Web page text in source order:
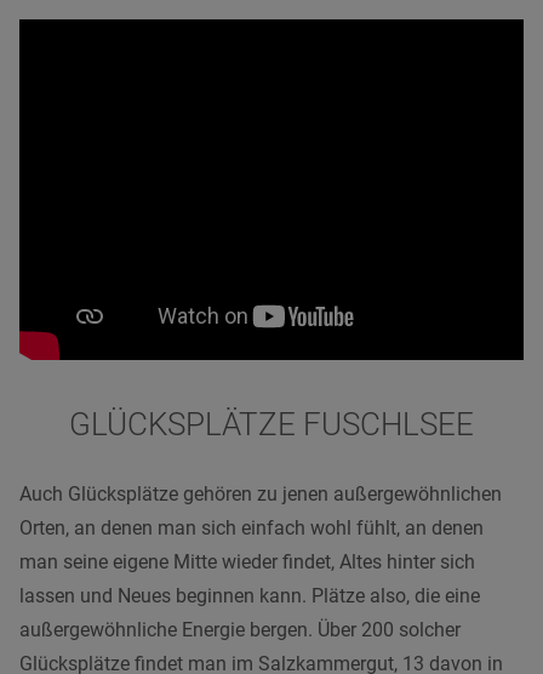
GLÜCKSPLÄTZE FUSCHLSEE
Auch Glücksplätze gehören zu jenen außergewöhnlichen
Orten, an denen man sich einfach wohl fühlt, an denen
man seine eigene Mitte wieder findet, Altes hinter sich
lassen und Neues beginnen kann. Plätze also, die eine
außergewöhnliche Energie bergen. Über 200 solcher
Glücksplätze findet man im Salzkammergut, 13 davon in